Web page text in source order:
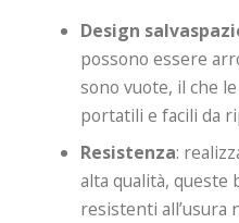
Design
possono essere
sono vuote, il che
portatili e facili da
Resistenza:
alta qualità,
resistenti all’usura